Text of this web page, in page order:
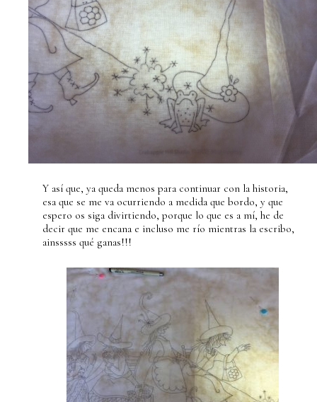
Y así que, ya queda menos para continuar con la historia,
esa que se me va ocurriendo a medida que bordo, y que
espero os siga divirtiendo, porque lo que es a mí, he de
decir que me encana e incluso me río mientras la escribo,
ainsssss qué ganas!!!